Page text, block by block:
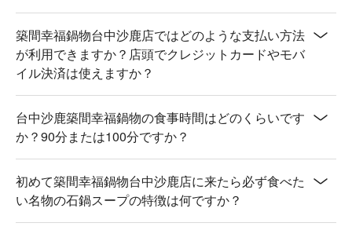
築間幸福鍋物台中沙鹿店ではどのような支払い方法
が利用できますか？店頭でクレジットカードやモバ
イル決済は使えますか？
台中沙鹿築間幸福鍋物の食事時間はどのくらいです
か？90分または100分ですか？
初めて築間幸福鍋物台中沙鹿店に来たら必ず食べた
い名物の石鍋スープの特徴は何ですか？